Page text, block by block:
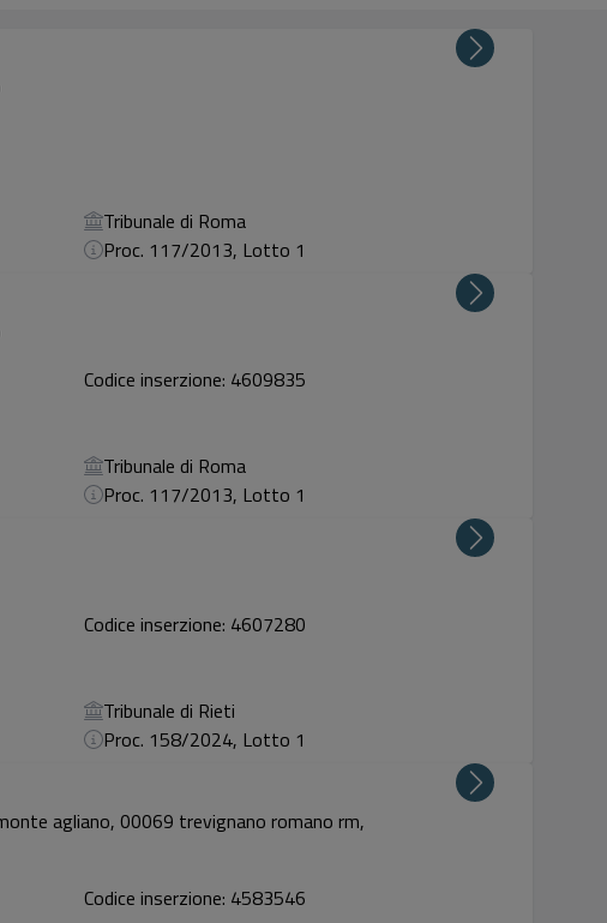
Tribunale di Roma
Proc. 117/2013, Lotto 1
Codice inserzione: 4609835
Tribunale di Roma
Proc. 117/2013, Lotto 1
Codice inserzione: 4607280
Tribunale di Rieti
Proc. 158/2024, Lotto 1
agliano, 00069 trevignano romano rm,
Codice inserzione: 4583546